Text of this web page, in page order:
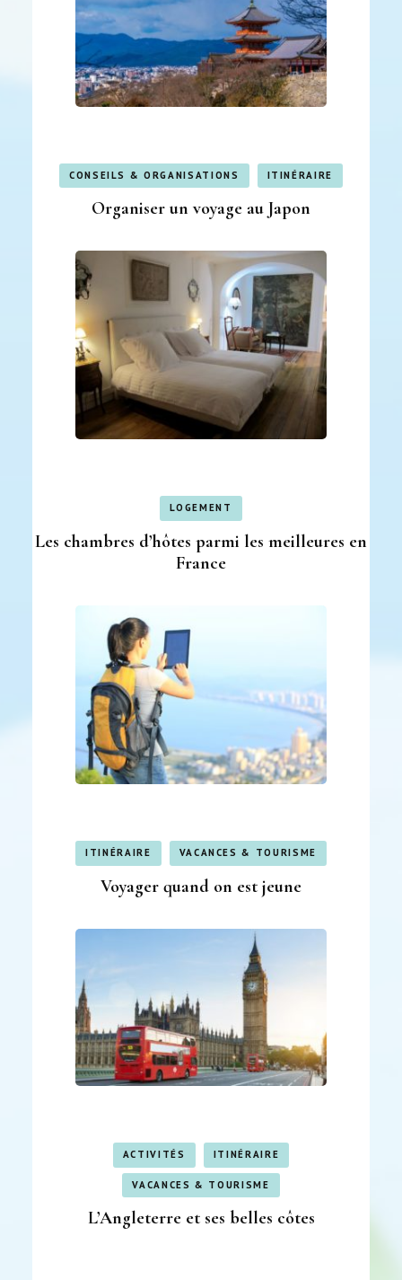
CONSEILS & ORGANISATIONS ITINÉRAIRE
Organiser un voyage au Japon
LOGEMENT
Les chambres d’hôtes parmi les meilleures en
France
ITINÉRAIRE VACANCES & TOURISME
Voyager quand on est jeune
ACTIVITÉS ITINÉRAIRE
VACANCES & TOURISME
L’Angleterre et ses belles côtes